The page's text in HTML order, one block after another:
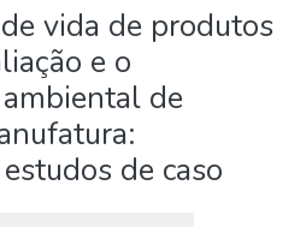
vida de produtos
e o
de
de caso